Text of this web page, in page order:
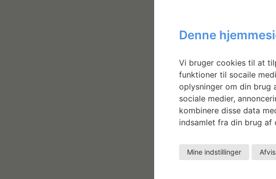
Denne
Vi bruger cookies til at
funktioner til socaile
oplysninger om din brug
sociale medier,
kombinere disse data
indsamlet fra din brug af
Mine indstillinger